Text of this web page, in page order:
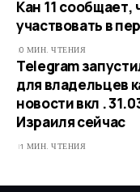
Кан 11
участвовать в
0 МИН. ЧТЕНИЯ
Telegram
для владельцев
новости вкл .
Израиля сейчас
1 МИН. ЧТЕНИЯ